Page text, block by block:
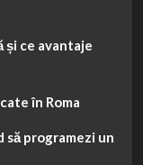
și ce avantaje
în Roma
să programezi un